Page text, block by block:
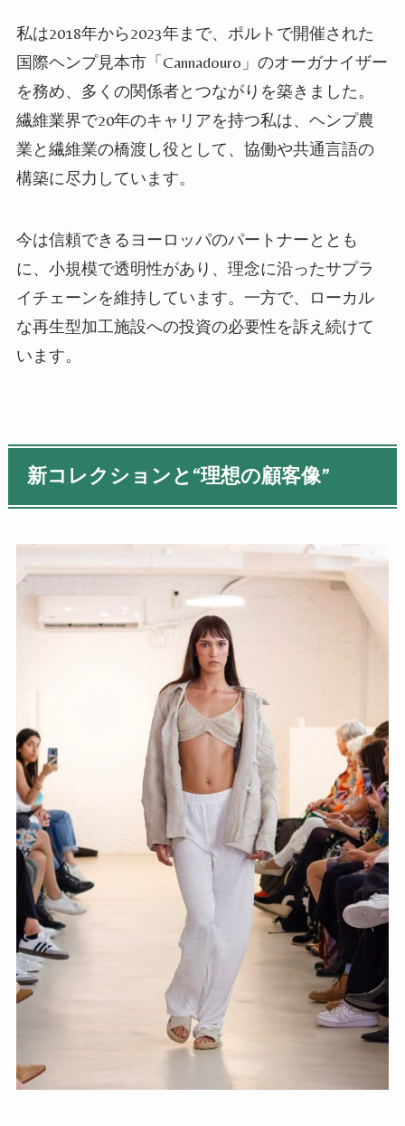
私は2018年から2023年まで、ポルトで開催された
国際ヘンプ見本市「Cannadouro」のオーガナイザー
を務め、多くの関係者とつながりを築きました。
繊維業界で20年のキャリアを持つ私は、ヘンプ農
業と繊維業の橋渡し役として、協働や共通言語の
構築に尽力しています。
今は信頼できるヨーロッパのパートナーととも
に、小規模で透明性があり、理念に沿ったサプラ
イチェーンを維持しています。一方で、ローカル
な再生型加工施設への投資の必要性を訴え続けて
います。
新コレクションと“理想の顧客像”